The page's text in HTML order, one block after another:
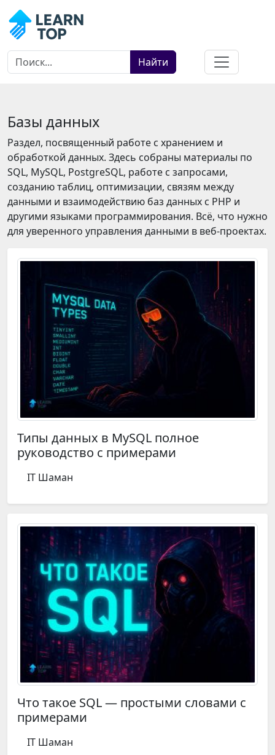
Найти
Базы данных
Раздел, посвященный работе с хранением и
обработкой данных. Здесь собраны материалы по
SQL, MySQL, PostgreSQL, работе с запросами,
созданию таблиц, оптимизации, связям между
данными и взаимодействию баз данных с PHP и
другими языками программирования. Всё, что нужно
для уверенного управления данными в веб-проектах.
Типы данных в MySQL полное
руководство с примерами
IT Шаман
Что такое SQL — простыми словами с
примерами
IT Шаман